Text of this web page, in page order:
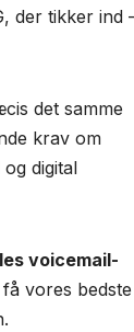
der tikker ind
det samme
krav om
digital
voicemail-
vores bedste